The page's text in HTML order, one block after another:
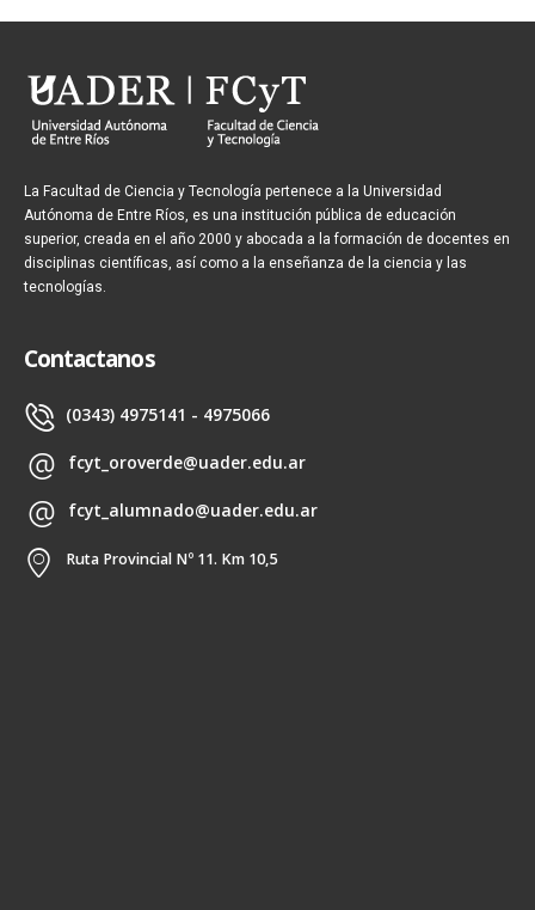
La Facultad de Ciencia y Tecnología pertenece a la Universidad
Autónoma de Entre Ríos, es una institución pública de educación
superior, creada en el año 2000 y abocada a la formación de docentes en
disciplinas científicas, así como a la enseñanza de la ciencia y las
tecnologías.
Contactanos
(0343) 4975141 - 4975066
fcyt_oroverde@uader.edu.ar
fcyt_alumnado@uader.edu.ar
Ruta Provincial Nº 11. Km 10,5